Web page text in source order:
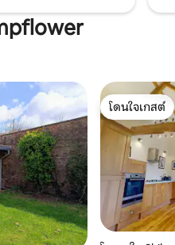
โดนใจเกสต์
โดนใจเกสต์